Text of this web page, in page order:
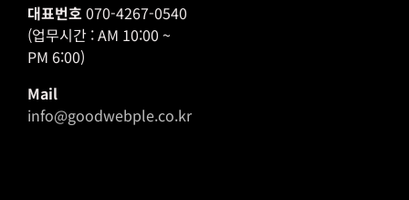
대표번호 070-4267-0540
(업무시간 : AM 10:00 ~
PM 6:00)
Mail
info@goodwebple.co.kr